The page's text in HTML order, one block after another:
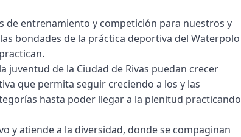
de entrenamiento y competición para nuestros y
bondades de la práctica deportiva del Waterpolo
juventud de la Ciudad de Rivas puedan crecer
que permita seguir creciendo a los y las
hasta poder llegar a la plenitud practicando
y atiende a la diversidad, donde se compaginan